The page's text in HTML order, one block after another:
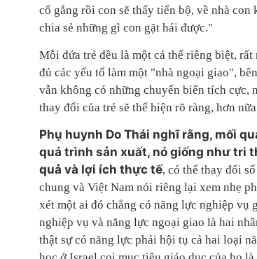
cố gắng rồi con sẽ thấy tiến bộ, về nhà
chia sẻ những gì con gặt hái được."
Mỗi đứa trẻ đều là một cá thể riêng biệt,
đủ các yếu tố làm một "nhà ngoại giao",
vẫn không có những chuyển biến tích cực,
thay đổi của trẻ sẽ thể hiện rõ ràng, hơn
Phụ huynh Do Thái nghĩ rằng, mối
quá trình sản xuất, nó giống như tri
quả và lợi ích thực tế, có thể thay đổi
chung và Việt Nam nói riêng lại xem nhẹ
xét một ai đó chẳng có năng lực nghiệp
nghiệp vụ và năng lực ngoại giao là hai
thật sự có năng lực phải hội tụ cả hai loại